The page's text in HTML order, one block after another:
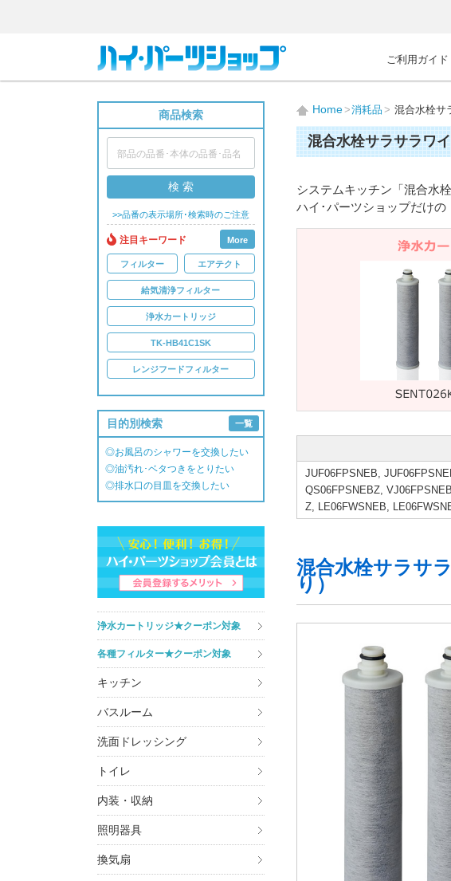
ご利用ガイド
商品検索
検 索
>>品番の表示場所･検索時のご注意
注目キーワード More
フィルター エアテクト
給気清浄フィルター
浄水カートリッジ
TK-HB41C1SK
レンジフードフィルター
目的別検索 一覧
◎お風呂のシャワーを交換したい
◎油汚れ･ベタつきをとりたい
◎排水口の目皿を交換したい
浄水カートリッジ★クーポン対象
各種フィルター★クーポン対象
キッチン
バスルーム
洗面ドレッシング
トイレ
内装・収納
照明器具
換気扇
Home 消耗品 混合水栓サ
混合水栓サラサラワ
システムキッチン「混合水
ハイ･パーツショップだけの
JUF06FPSNEB,
QS06FPSNEBZ,
Z, LE06FWSNEB,
混合水栓サラサ
り）